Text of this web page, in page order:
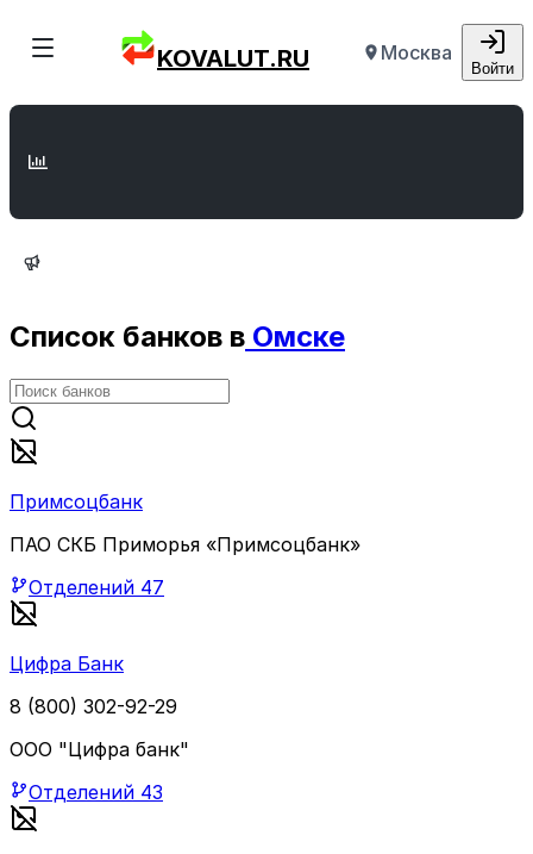
KOVALUT.RU Москва
Войти
Список банков в Омске
Примсоцбанк
ПАО СКБ Приморья «Примсоцбанк»
Отделений 47
Цифра Банк
8 (800) 302-92-29
ООО "Цифра банк"
Отделений 43